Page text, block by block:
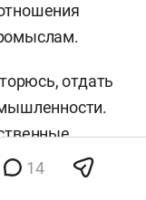
отдать
14